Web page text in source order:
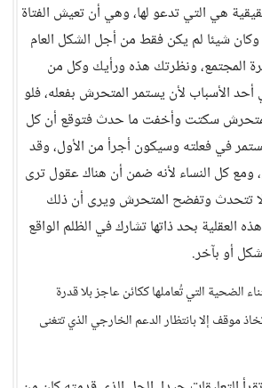
هي التي تدعو لها، وهي أن تعيش الفتاة
شيئا لم يكن فقط من أجل الشكل العام
المجتمع، ونظرتك هذه ورأيك وكل من
أحد الأسباب لأن يستمر المتحرش بفعله، فلو
سكتت وأخفت ما حدث فتوقع أن كل
في فعلته وسيكون أجرأ من الأول، وقد
ومع كل النساء لأنه ضمن أن هناك عقول ترى
تتحدث وتفضح المتحرش ويرى أن ذلك
العقلية بحد ذاتها تشارك في الظلم الواقع
أو بآخر.
الضحية التي تُعاملها ككائن عاجز بلا قدرة
موقف إلا بانتظار الدعم الخارجي الذي تتغنى